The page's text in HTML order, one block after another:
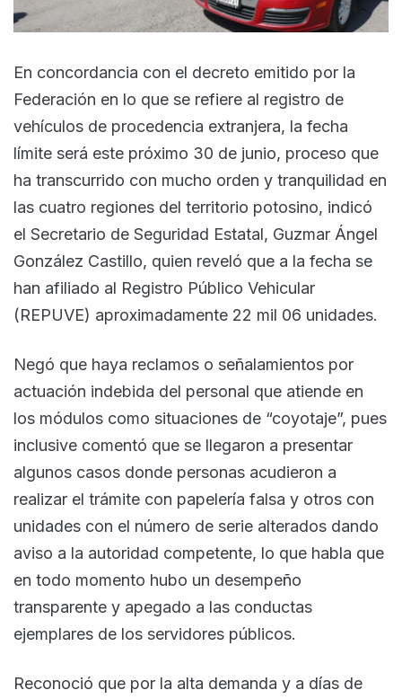
En concordancia con el decreto emitido por la
Federación en lo que se refiere al registro de
vehículos de procedencia extranjera, la fecha
límite será este próximo 30 de junio, proceso que
ha transcurrido con mucho orden y tranquilidad en
las cuatro regiones del territorio potosino, indicó
el Secretario de Seguridad Estatal, Guzmar Ángel
González Castillo, quien reveló que a la fecha se
han afiliado al Registro Público Vehicular
(REPUVE) aproximadamente 22 mil 06 unidades.
Negó que haya reclamos o señalamientos por
actuación indebida del personal que atiende en
los módulos como situaciones de “coyotaje”, pues
inclusive comentó que se llegaron a presentar
algunos casos donde personas acudieron a
realizar el trámite con papelería falsa y otros con
unidades con el número de serie alterados dando
aviso a la autoridad competente, lo que habla que
en todo momento hubo un desempeño
transparente y apegado a las conductas
ejemplares de los servidores públicos.
Reconoció que por la alta demanda y a días de